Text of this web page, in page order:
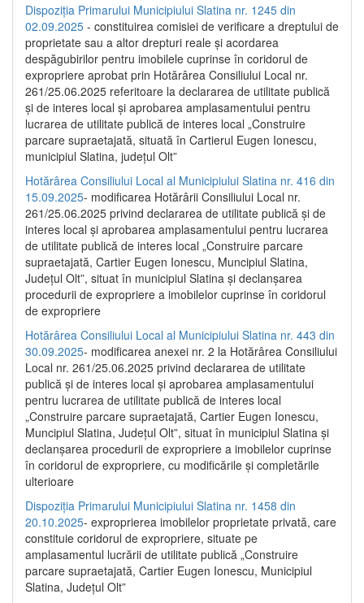
Dispoziția Primarului Municipiului Slatina nr. 1245 din
02.09.2025 - constituirea comisiei de verificare a dreptului de
proprietate sau a altor drepturi reale și acordarea
despăgubirilor pentru imobilele cuprinse în coridorul de
expropriere aprobat prin Hotărârea Consiliului Local nr.
261/25.06.2025 referitoare la declararea de utilitate publică
și de interes local și aprobarea amplasamentului pentru
lucrarea de utilitate publică de interes local „Construire
parcare supraetajată, situată în Cartierul Eugen Ionescu,
municipiul Slatina, județul Olt”
Hotărârea Consiliului Local al Municipiului Slatina nr. 416 din
15.09.2025- modificarea Hotărârii Consiliului Local nr.
261/25.06.2025 privind declararea de utilitate publică și de
interes local și aprobarea amplasamentului pentru lucrarea
de utilitate publică de interes local „Construire parcare
supraetajată, Cartier Eugen Ionescu, Muncipiul Slatina,
Județul Olt”, situat în municipiul Slatina și declanșarea
procedurii de expropriere a imobilelor cuprinse în coridorul
de expropriere
Hotărârea Consiliului Local al Municipiului Slatina nr. 443 din
30.09.2025- modificarea anexei nr. 2 la Hotărârea Consiliului
Local nr. 261/25.06.2025 privind declararea de utilitate
publică şi de interes local şi aprobarea amplasamentului
pentru lucrarea de utilitate publică de interes local
„Construire parcare supraetajată, Cartier Eugen Ionescu,
Muncipiul Slatina, Judeţul Olt”, situat în municipiul Slatina şi
declanşarea procedurii de expropriere a imobilelor cuprinse
în coridorul de expropriere, cu modificările şi completările
ulterioare
Dispoziția Primarului Municipiului Slatina nr. 1458 din
20.10.2025- exproprierea imobilelor proprietate privată, care
constituie coridorul de expropriere, situate pe
amplasamentul lucrării de utilitate publică „Construire
parcare supraetajată, Cartier Eugen Ionescu, Municipiul
Slatina, Județul Olt”